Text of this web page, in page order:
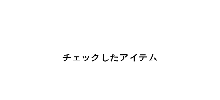
チェックしたアイテム